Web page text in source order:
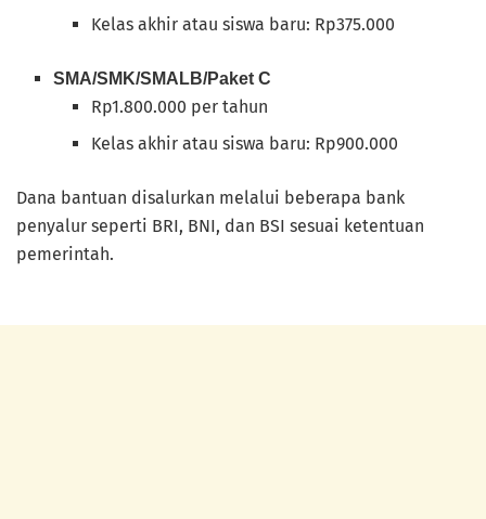
Kelas akhir atau siswa baru: Rp375.000
SMA/SMK/SMALB/Paket C
Rp1.800.000 per tahun
Kelas akhir atau siswa baru: Rp900.000
Dana bantuan disalurkan melalui beberapa bank
penyalur seperti BRI, BNI, dan BSI sesuai ketentuan
pemerintah.